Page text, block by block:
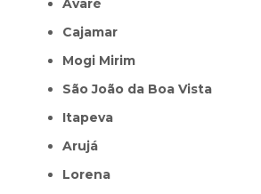
Avaré
Cajamar
Mogi Mirim
São João da Boa Vista
Itapeva
Arujá
Lorena